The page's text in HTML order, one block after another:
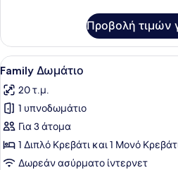
Δωμάτιο
(Twin)
Προβολή τιμών
Προβολή
όλων
των
φωτογραφιών
για
Family
Δωμάτιο
6
Family Δωμάτιο
20 τ.μ.
1 υπνοδωμάτιο
Για 3 άτομα
1 Διπλό Κρεβάτι και 1 Μονό
Δωρεάν ασύρματο ίντερνετ